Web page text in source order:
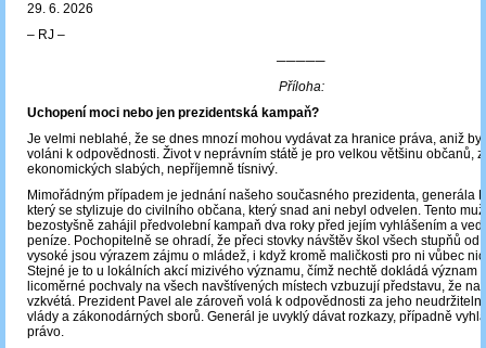
29. 6. 2026
‒ RJ ‒
─────
Příloha:
Uchopení moci nebo jen prezidentská kampaň?
Je velmi neblahé, že se dnes mnozí mohou vydávat za hranice práva, aniž by
voláni k odpovědnosti. Život v neprávním státě je pro velkou většinu občanů,
ekonomických slabých, nepříjemně tísnivý.
Mimořádným případem je jednání našeho současného prezidenta, generála
který se stylizuje do civilního občana, který snad ani nebyl odvelen. Tento
bezostyšně zahájil předvolební kampaň dva roky před jejím vyhlášením a
peníze. Pochopitelně se ohradí, že přeci stovky návštěv škol všech stupňů od
vysoké jsou výrazem zájmu o mládež, i když kromě maličkosti pro ni vůbec
Stejné je to u lokálních akcí mizivého významu, čímž nechtě dokládá význam
licoměrné pochvaly na všech navštívených místech vzbuzují představu, že
vzkvétá. Prezident Pavel ale zároveň volá k odpovědnosti za jeho
vlády a zákonodárných sborů. Generál je uvyklý dávat rozkazy, případně
právo.